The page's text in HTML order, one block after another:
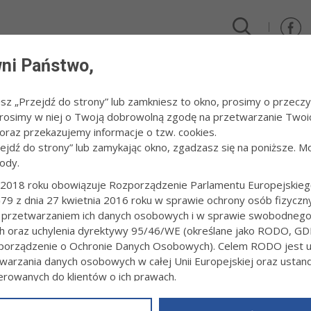
konkursu "Idealne świętowanie urodzin miasta"
KONKURSU "IDEALNE
Redakcja tarnow.pl
§ 1
Konkursu "Idealne świętowanie urodzin miasta" (dalej
Państwo,
„Przejdź do strony” lub zamkniesz to okno, prosimy o
w niej o Twoją dobrowolną zgodę na przetwarzanie
przekazujemy informacje o tzw. cookies.
do strony” lub zamykając okno, zgadzasz się na poniższe.
roku obowiązuje Rozporządzenie Parlamentu
z dnia 27 kwietnia 2016 roku w sprawie ochrony osób
ich danych osobowych i w sprawie
oraz uchylenia dyrektywy 95/46/WE (określane jako RODO,
o Ochronie Danych Osobowych). Celem RODO jest
danych osobowych w całej Unii Europejskiej oraz
do klientów o ich prawach.
powyższym, w zakładceRODOna stroniehttps://